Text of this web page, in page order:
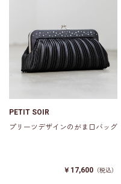
PETIT SOIR
プリーツデザインのがま口バッグ
￥17,600 （税込）